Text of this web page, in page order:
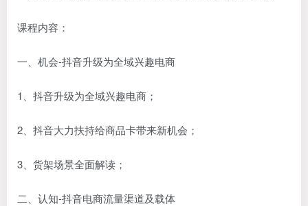
课程内容：
一、机会-抖音升级为全域兴趣电商
1、抖音升级为全域兴趣电商；
2、抖音大力扶持给商品卡带来新机会；
3、货架场景全面解读；
二、认知-抖音电商流量渠道及载体